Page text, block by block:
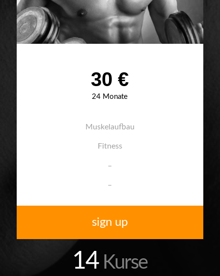
30 €
24 Monate
Muskelaufbau
Fitness
–
–
sign up
14Kurse